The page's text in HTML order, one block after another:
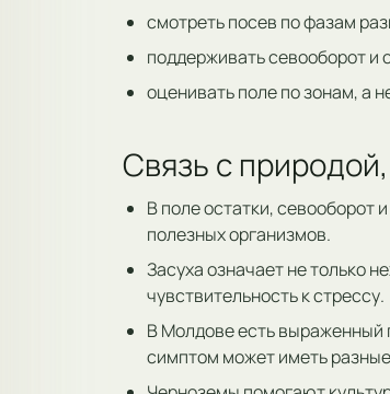
смотреть посев по фазам
поддерживать севооборот и
оценивать поле по зонам, а
Связь с
В поле остатки, севооборот
полезных организмов.
Засуха означает не только
чувствительность к стрессу.
В Молдове есть выраженный
симптом может иметь